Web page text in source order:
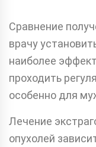
Сравнение
врачу
наиболее
проходить
особенно для
Лечение
опухолей